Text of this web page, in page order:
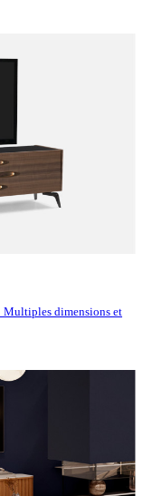
Multiples dimensions et